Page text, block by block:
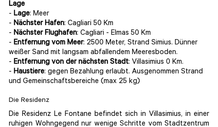
Lage
- Lage: Meer
- Nächster Hafen: Cagliari 50 Km
- Nächster Flughafen: Cagliari - Elmas 50 Km
- Entfernung vom Meer: 2500 Meter, Strand Simius. Dünner
weißer Sand mit langsam abfallendem Meeresboden.
- Entfernung von der nächsten Stadt: Villasimius 0 Km.
- Haustiere: gegen Bezahlung erlaubt. Ausgenommen Strand
und Gemeinschaftsbereiche (max 25 kg)
Die Residenz
Die Residenz Le Fontane befindet sich in Villasimius, in einer
ruhigen Wohngegend nur wenige Schritte vom Stadtzentrum